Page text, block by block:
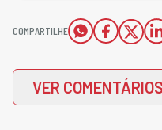
COMPARTILHE
VER COMENTÁRIOS